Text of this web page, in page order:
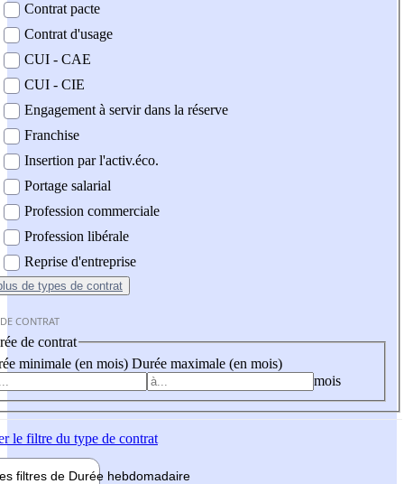
Contrat pacte
Contrat d'usage
CUI - CAE
CUI - CIE
Engagement à servir dans la réserve
Franchise
Insertion par l'activ.éco.
Portage salarial
Profession commerciale
Profession libérale
Reprise d'entreprise
de types de contrat
CONTRAT
de contrat
minimale (en mois) Durée maximale (en mois)
mois
le filtre du type de contrat
filtres de Durée hebdomadaire